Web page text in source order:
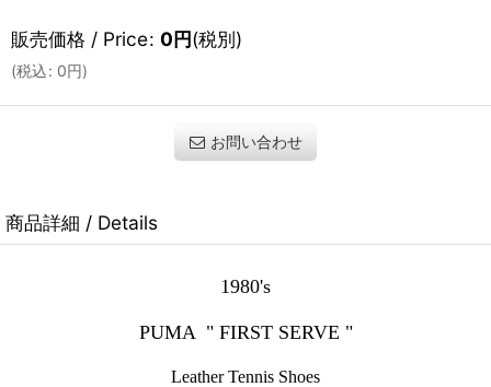
販売価格 / Price: 0円(税別)
(税込: 0円)
お問い合わせ
商品詳細 / Details
1980's
PUMA " FIRST SERVE "
Leather Tennis Shoes